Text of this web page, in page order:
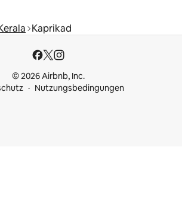
Kaprikad
© 2026 Airbnb, Inc.
Nutzungsbedingungen